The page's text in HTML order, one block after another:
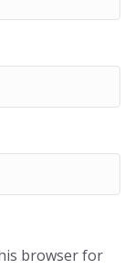
browser for